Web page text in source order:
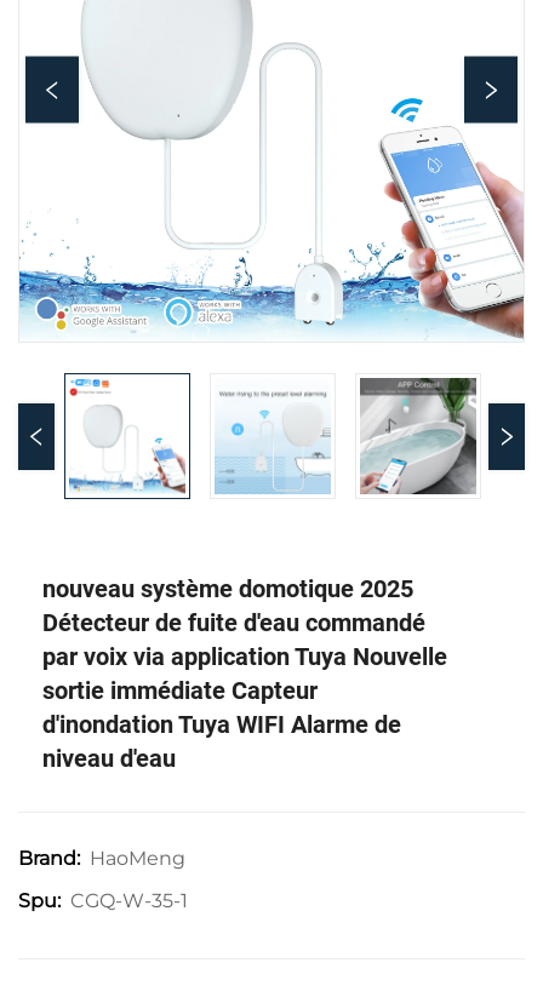
nouveau système domotique 2025
Détecteur de fuite d'eau commandé
par voix via application Tuya Nouvelle
sortie immédiate Capteur
d'inondation Tuya WIFI Alarme de
niveau d'eau
Brand: HaoMeng
Spu: CGQ-W-35-1